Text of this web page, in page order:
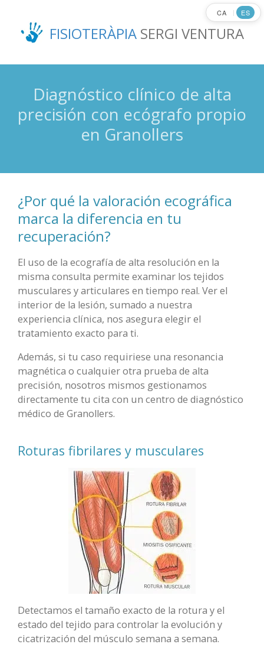
contenido FISIOTERÀPIA SERGI VENTURA
Diagnóstico clínico de alta
precisión con ecógrafo propio
en Granollers
CA | ES
¿Por qué la valoración ecográfica
marca la diferencia en tu
recuperación?
El uso de la ecografía de alta resolución en la
misma consulta permite examinar los tejidos
musculares y articulares en tiempo real. Ver el
interior de la lesión, sumado a nuestra
experiencia clínica, nos asegura elegir el
tratamiento exacto para ti.
Además, si tu caso requiriese una resonancia
magnética o cualquier otra prueba de alta
precisión, nosotros mismos gestionamos
directamente tu cita con un centro de diagnóstico
médico de Granollers.
Roturas fibrilares y musculares
Detectamos el tamaño exacto de la rotura y el
estado del tejido para controlar la evolución y
cicatrización del músculo semana a semana.